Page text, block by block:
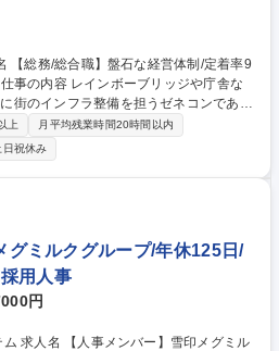
街のインフラ整備を担うゼネコンである
心としたバックオフィスを担当いただく
、取締役会の運営など■労務管理（勤怠
的な業務推進が可能です。社内の各拠
ィスから組織を支える中核としてご活躍
門全体を支える人材としてご活躍いただ
実
上
月平均残業時間20時間以内
日祝休み
グミルクグループ/年休125日/
用人事
円
ミル